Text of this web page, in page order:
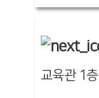
교육관 1층